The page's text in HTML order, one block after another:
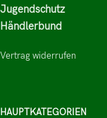
Jugendschutz
Händlerbund
Vertrag widerrufen
HAUPTKATEGORIEN